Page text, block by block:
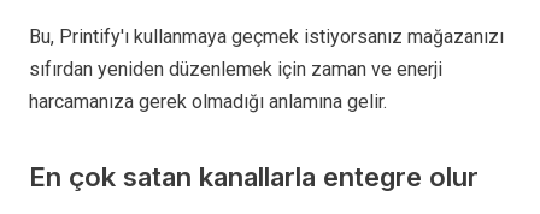
Bu, Printify'ı kullanmaya geçmek istiyorsanız mağazanızı
sıfırdan yeniden düzenlemek için zaman ve enerji
harcamanıza gerek olmadığı anlamına gelir.
En çok satan kanallarla entegre olur